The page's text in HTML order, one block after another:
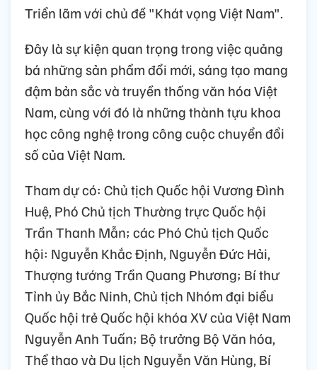
Triển lãm với chủ đề "Khát vọng Việt Nam".
Đây là sự kiện quan trọng trong việc quảng
bá những sản phẩm đổi mới, sáng tạo mang
đậm bản sắc và truyền thống văn hóa Việt
Nam, cùng với đó là những thành tựu khoa
học công nghệ trong công cuộc chuyển đổi
số của Việt Nam.
Tham dự có: Chủ tịch Quốc hội Vương Đình
Huệ, Phó Chủ tịch Thường trực Quốc hội
Trần Thanh Mẫn; các Phó Chủ tịch Quốc
hội: Nguyễn Khắc Định, Nguyễn Đức Hải,
Thượng tướng Trần Quang Phương; Bí thư
Tỉnh ủy Bắc Ninh, Chủ tịch Nhóm đại biểu
Quốc hội trẻ Quốc hội khóa XV của Việt Nam
Nguyễn Anh Tuấn; Bộ trưởng Bộ Văn hóa,
Thể thao và Du lịch Nguyễn Văn Hùng, Bí